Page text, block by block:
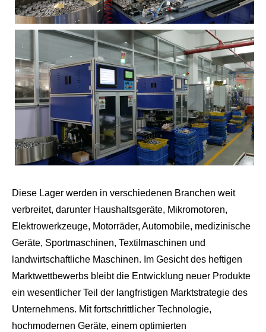
Diese Lager werden in verschiedenen Branchen weit
verbreitet, darunter Haushaltsgeräte, Mikromotoren,
Elektrowerkzeuge, Motorräder, Automobile, medizinische
Geräte, Sportmaschinen, Textilmaschinen und
landwirtschaftliche Maschinen. Im Gesicht des heftigen
Marktwettbewerbs bleibt die Entwicklung neuer Produkte
ein wesentlicher Teil der langfristigen Marktstrategie des
Unternehmens. Mit fortschrittlicher Technologie,
hochmodernen Geräte, einem optimierten